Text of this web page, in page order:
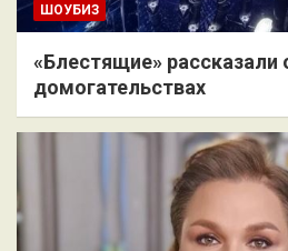
ШОУБИЗ
«Блестящие» рассказали
домогательствах